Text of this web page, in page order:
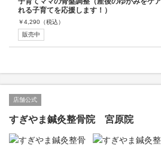
れる子育てを応援します！）
￥4,290 （税込）
販売中
店舗公式
すぎやま鍼灸整骨院 宮原院